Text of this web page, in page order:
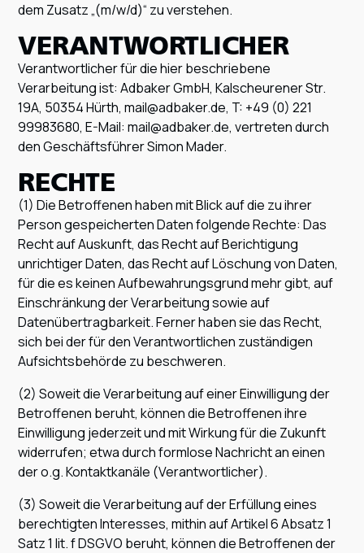
dem Zusatz „(m/w/d)“ zu verstehen.
VERANTWORTLICHER
Verantwortlicher für die hier beschriebene
Verarbeitung ist: Adbaker GmbH, Kalscheurener Str.
19A, 50354 Hürth, mail@adbaker.de, T: +49 (0) 221
99983680, E-Mail: mail@adbaker.de, vertreten durch
den Geschäftsführer Simon Mader.
RECHTE
(1) Die Betroffenen haben mit Blick auf die zu ihrer
Person gespeicherten Daten folgende Rechte: Das
Recht auf Auskunft, das Recht auf Berichtigung
unrichtiger Daten, das Recht auf Löschung von Daten,
für die es keinen Aufbewahrungsgrund mehr gibt, auf
Einschränkung der Verarbeitung sowie auf
Datenübertragbarkeit. Ferner haben sie das Recht,
sich bei der für den Verantwortlichen zuständigen
Aufsichtsbehörde zu beschweren.
(2) Soweit die Verarbeitung auf einer Einwilligung der
Betroffenen beruht, können die Betroffenen ihre
Einwilligung jederzeit und mit Wirkung für die Zukunft
widerrufen; etwa durch formlose Nachricht an einen
der o.g. Kontaktkanäle (Verantwortlicher).
(3) Soweit die Verarbeitung auf der Erfüllung eines
berechtigten Interesses, mithin auf Artikel 6 Absatz 1
Satz 1 lit. f DSGVO beruht, können die Betroffenen der